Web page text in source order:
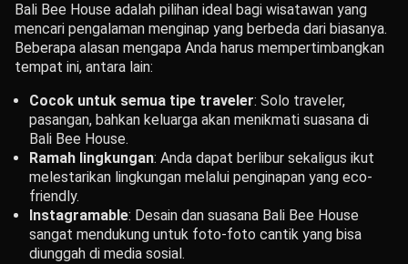
Bali Bee House adalah pilihan ideal bagi wisatawan yang
mencari pengalaman menginap yang berbeda dari biasanya.
Beberapa alasan mengapa Anda harus mempertimbangkan
tempat ini, antara lain:
Cocok untuk semua tipe traveler: Solo traveler,
pasangan, bahkan keluarga akan menikmati suasana di
Bali Bee House.
Ramah lingkungan: Anda dapat berlibur sekaligus ikut
melestarikan lingkungan melalui penginapan yang eco-
friendly.
Instagramable: Desain dan suasana Bali Bee House
sangat mendukung untuk foto-foto cantik yang bisa
diunggah di media sosial.